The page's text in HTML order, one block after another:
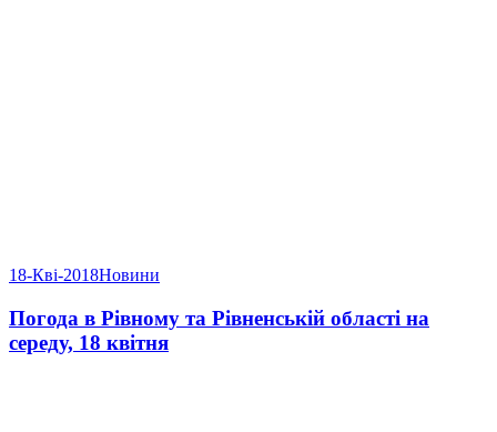
18-Кві-2018Новини
Погода в Рівному та Рівненській області на
середу, 18 квітня